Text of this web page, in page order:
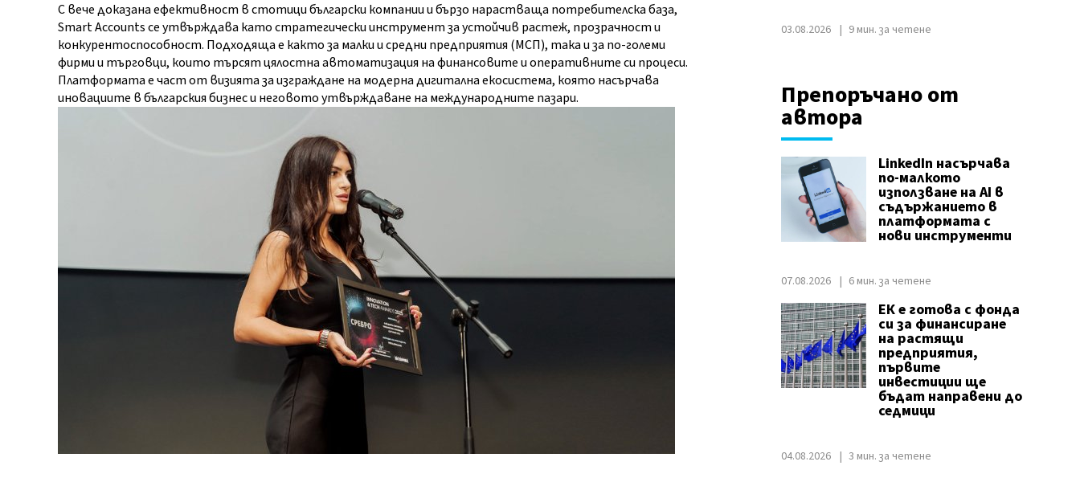
С вече доказана ефективност в стотици български компании и бързо нарастваща потребителска база,
Smart Accounts се утвърждава като стратегически инструмент за устойчив растеж, прозрачност и
конкурентоспособност. Подходяща е както за малки и средни предприятия (МСП), така и за по-големи
фирми и търговци, които търсят цялостна автоматизация на финансовите и оперативните си процеси.
Платформата е част от визията за изграждане на модерна дигитална екосистема, която насърчава
иновациите в българския бизнес и неговото утвърждаване на международните пазари.
03.08.2026 9 мин. за четене
Препоръчано от
автора
LinkedIn насърчава
по-малкото
използване на AI в
съдържанието в
платформата с
нови инструменти
07.08.2026 6 мин. за четене
ЕК е готова с фонда
си за финансиране
на растящи
предприятия,
първите
инвестиции ще
бъдат направени до
седмици
04.08.2026 3 мин. за четене